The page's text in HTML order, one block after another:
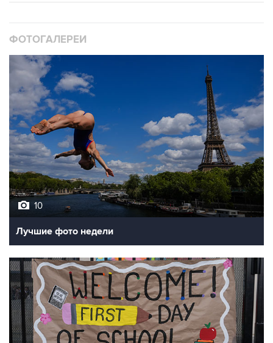
ФОТОГАЛЕРЕИ
10
Лучшие фото недели